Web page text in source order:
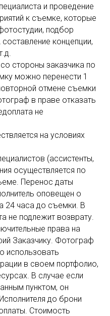
и проведение
к съемке, которые
подбор
концепции,
стороны заказчика по
можно перенести 1
отмене съемки
в праве отказать
не
на условиях
(ассистенты,
осуществляется по
Перенос даты
оповещен о
24 часа до съемки. В
не подлежит возврату.
права на
Заказчику. Фотограф
использовать
в своем портфолио,
В случае если
пунктом, он
до брони
Стоимость